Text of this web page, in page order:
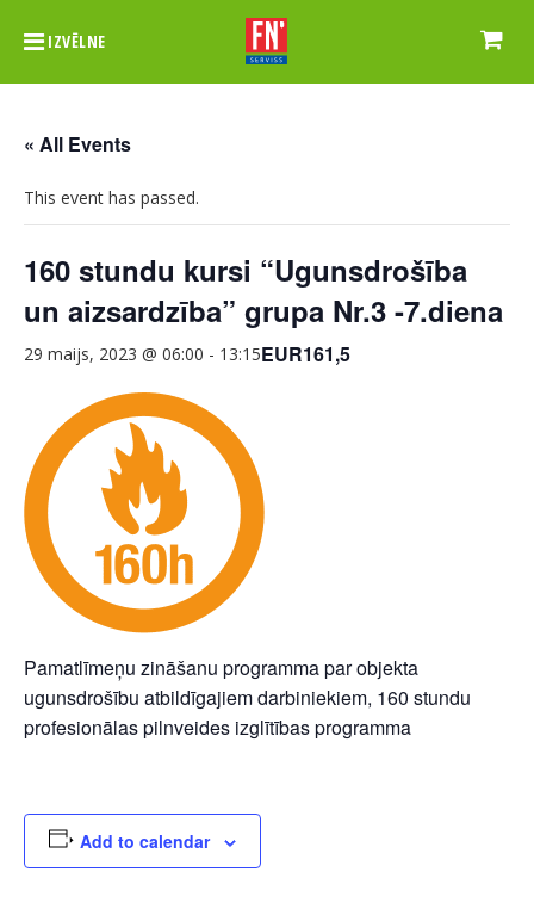
IZVĒLNE
« All Events
This event has passed.
160 stundu kursi “Ugunsdrošība
un aizsardzība” grupa Nr.3 -7.diena
29 maijs, 2023 @ 06:00 - 13:15EUR161,5
Pamatlīmeņu zināšanu programma par objekta
ugunsdrošību atbildīgajiem darbiniekiem, 160 stundu
profesionālas pilnveides izglītības programma
Add to calendar